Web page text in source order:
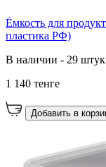
Ёмкость для
пластика РФ)
В наличии - 29 штук
1 140 тенге
Добавить в